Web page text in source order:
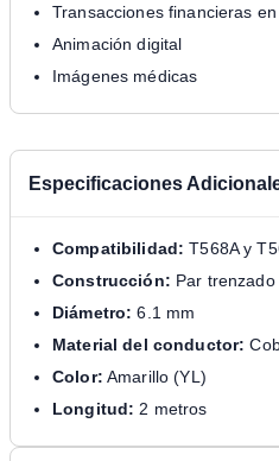
Transacciones financieras
Animación digital
Imágenes médicas
Especificaciones
Compatibilidad: T568A y
Construcción: Par
Diámetro: 6.1 mm
Material del conductor:
Color: Amarillo (YL)
Longitud: 2 metros